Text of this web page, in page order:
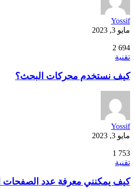
Yossif
مايو 3, 2023
694
2
تقنية
كيف نستخدم محركات البحث؟
Yossif
مايو 3, 2023
753
1
تقنية
كيف يمكنني معرفة عدد الصفحات